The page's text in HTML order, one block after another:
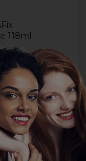
118ml